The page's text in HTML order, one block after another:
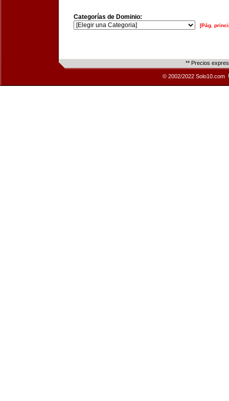
Categorías de Dominio:
[Pág.
** Precios
© 2002/2022 Solo10.com